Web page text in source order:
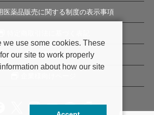
医薬品販売に関する制度の表示事項
企業理念
we use some cookies. These
our site to work properly
about how our site